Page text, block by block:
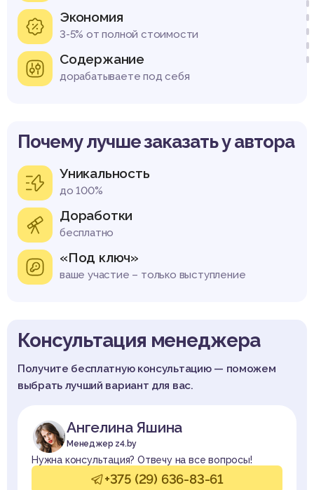
Экономия
3-5% от полной стоимости
Содержание
дорабатываете под себя
Почему лучше заказать у автора
Уникальность
до 100%
Доработки
бесплатно
«Под ключ»
ваше участие – только выступление
Консультация менеджера
Получите бесплатную консультацию — поможем
выбрать лучший вариант для вас.
Ангелина Яшина
Менеджер z4.by
Нужна консультация? Отвечу на все вопросы!
+375 (29) 636-83-61